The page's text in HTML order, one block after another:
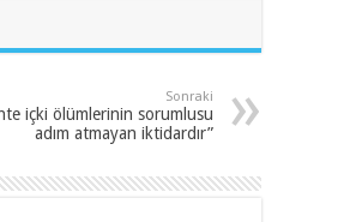
Sonraki
içki ölümlerinin sorumlusu
adım atmayan iktidardır”